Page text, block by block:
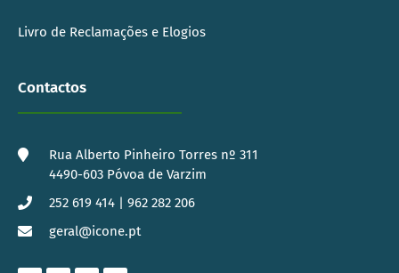
Livro de Reclamações e Elogios
Contactos
Rua Alberto Pinheiro Torres nº 311
4490-603 Póvoa de Varzim
252 619 414 | 962 282 206
geral@icone.pt